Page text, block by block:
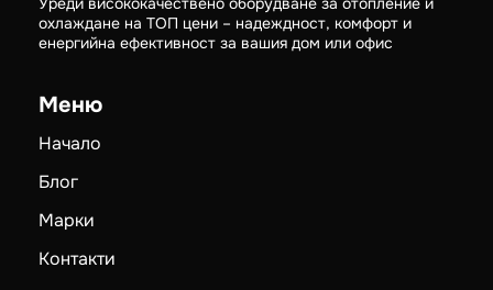
охлаждане на ТОП цени – надеждност, комфорт и
енергийна ефективност за вашия дом или офис
Меню
Начало
Блог
Марки
Контакти